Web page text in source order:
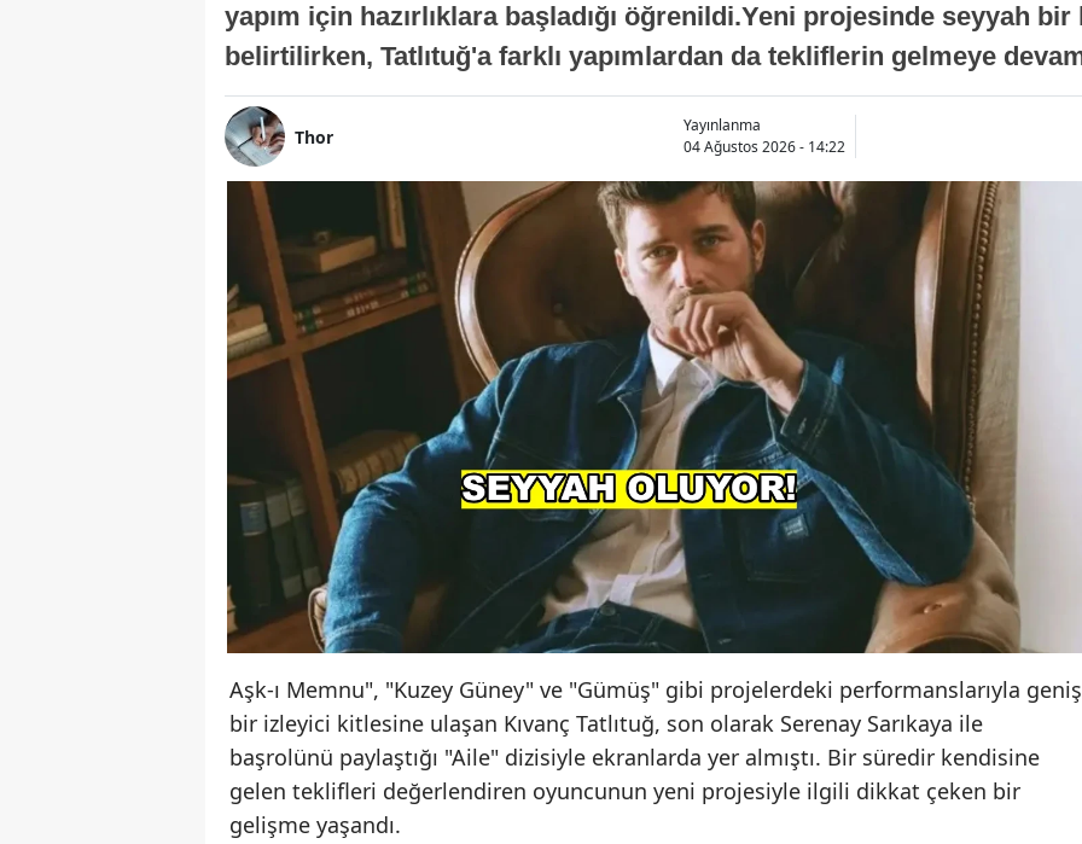
yapım için hazırlıklara başladığı öğrenildi.Yeni projesinde seyyah
belirtilirken, Tatlıtuğ'a farklı yapımlardan da tekliflerin gelmeye
Thor
Yayınlanma
04 Ağustos 2026 - 14:22
Aşk-ı Memnu", "Kuzey Güney" ve "Gümüş" gibi projelerdeki performanslarıyla geniş
bir izleyici kitlesine ulaşan Kıvanç Tatlıtuğ, son olarak Serenay Sarıkaya ile
başrolünü paylaştığı "Aile" dizisiyle ekranlarda yer almıştı. Bir süredir kendisine
gelen teklifleri değerlendiren oyuncunun yeni projesiyle ilgili dikkat çeken bir
gelişme yaşandı.